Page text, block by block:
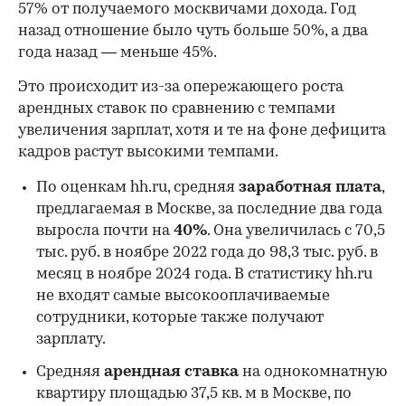
57% от получаемого москвичами дохода. Год
назад отношение было чуть больше 50%, а два
года назад — меньше 45%.
Это происходит из-за опережающего роста
арендных ставок по сравнению с темпами
увеличения зарплат, хотя и те на фоне дефицита
кадров растут высокими темпами.
По оценкам hh.ru, средняя заработная плата,
предлагаемая в Москве, за последние два года
выросла почти на40%. Она увеличилась c 70,5
тыс. руб. в ноябре 2022 года до 98,3 тыс. руб. в
месяц в ноябре 2024 года. В статистику hh.ru
не входят самые высокооплачиваемые
сотрудники, которые также получают
зарплату.
Средняя арендная ставкана однокомнатную
квартиру площадью 37,5 кв. м в Москве, по